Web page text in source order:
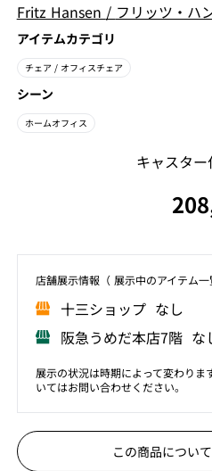
Fritz Hansen / フリッツ・ハ
アイテムカテゴリ
チェア / オフィスチェア
シーン
ホームオフィス
キャスタ
店舗展⽰情報（ 展⽰中のアイテム
⼗三ショップ なし
阪急うめだ本店7階 な
展示の状況は時期によって変わりま
いてはお問い合わせください。
この商品につい